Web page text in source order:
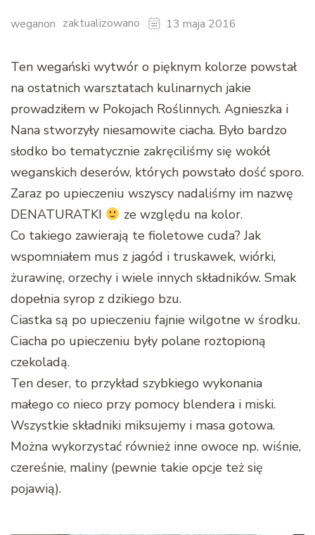
weganon zaktualizowano 13 maja 2016
Ten wegański wytwór o pięknym kolorze powstał
na ostatnich warsztatach kulinarnych jakie
prowadziłem w Pokojach Roślinnych. Agnieszka i
Nana stworzyły niesamowite ciacha. Było bardzo
słodko bo tematycznie zakręciliśmy się wokół
weganskich deserów, których powstało dość sporo.
Zaraz po upieczeniu wszyscy nadaliśmy im nazwę
DENATURATKI
ze względu na kolor.
Co takiego zawierają te fioletowe cuda? Jak
wspomniałem mus z jagód i truskawek, wiórki,
żurawinę, orzechy i wiele innych składników. Smak
dopełnia syrop z dzikiego bzu.
Ciastka są po upieczeniu fajnie wilgotne w środku.
Ciacha po upieczeniu były polane roztopioną
czekoladą.
Ten deser, to przykład szybkiego wykonania
małego co nieco przy pomocy blendera i miski.
Wszystkie składniki miksujemy i masa gotowa.
Można wykorzystać również inne owoce np. wiśnie,
czereśnie, maliny (pewnie takie opcje też się
pojawią).